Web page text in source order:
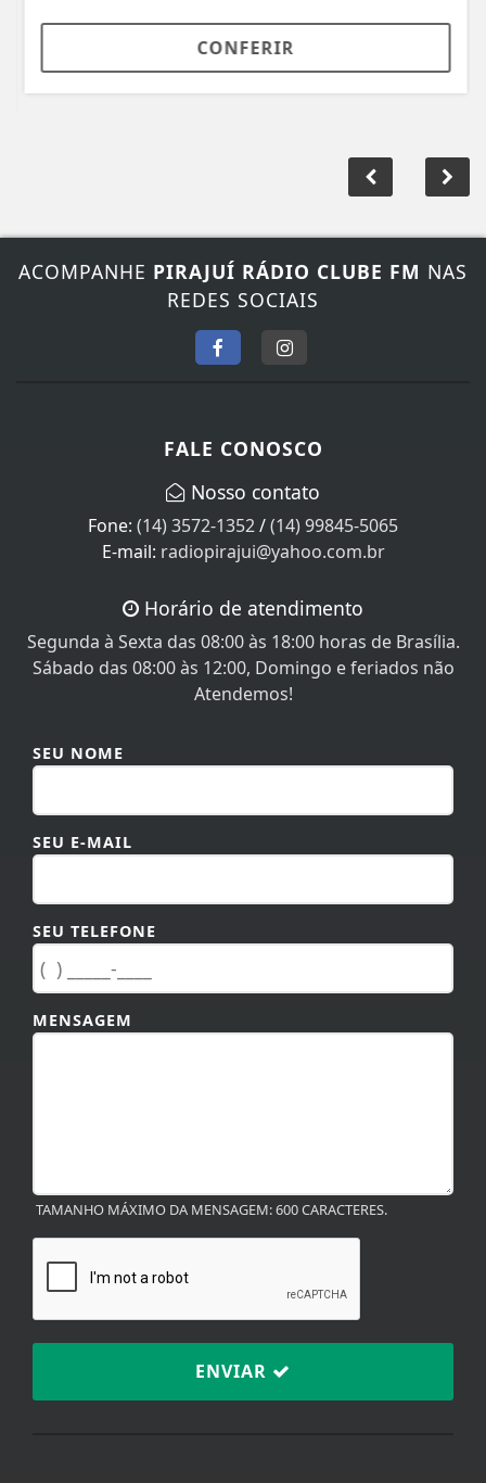
CONFERIR
REDES SOCIAIS
(14) 3572-1352/(14) 99845-5065
E-mail:radiopirajui@yahoo.com.br
Segunda à Sexta das 08:00 às 18:00 horas de Brasília.
Sábado das 08:00 às 12:00, Domingo e feriados não
Atendemos!
SEU E-MAIL
SEU TELEFONE
MENSAGEM
ENVIAR